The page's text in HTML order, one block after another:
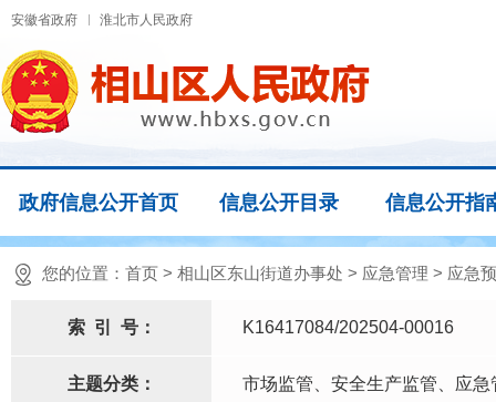
安徽省政府 淮北市人民政府
政府信息公开首页 信息公开目录 信息公开指
您的位置： 首页 > 相山区东山街道办事处 > 应急管理 > 应急
索 引 号： K16417084/202504-00016
主题分类： 市场监管、安全生产监管、应急